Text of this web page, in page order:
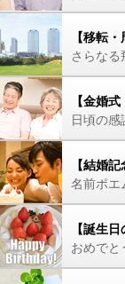
【移転
さらなる
【金婚
日頃の感
【結婚
名前ポエ
【誕生日
おめでと